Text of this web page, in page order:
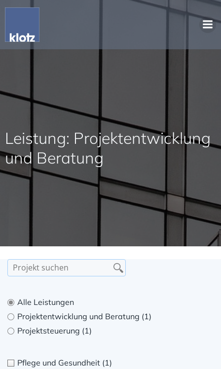
Leistung: Projektentwicklung
und Beratung
Alle Leistungen
Projektentwicklung und Beratung (1)
Projektsteuerung (1)
Pflege und Gesundheit (1)